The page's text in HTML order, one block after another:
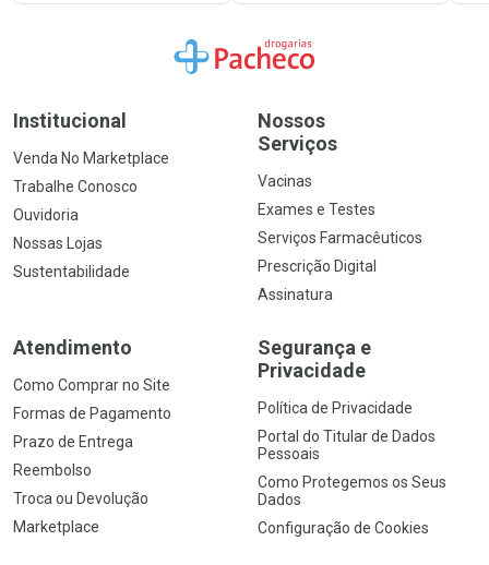
Ir para a Home
Institucional
Venda No Marketplace
Trabalhe Conosco
Ouvidoria
Nossas Lojas
Sustentabilidade
Nossos
Serviços
Vacinas
Exames e Testes
Serviços Farmacêuticos
Prescrição Digital
Assinatura
Atendimento
Como Comprar no Site
Formas de Pagamento
Prazo de Entrega
Reembolso
Troca ou Devolução
Marketplace
Segurança e
Privacidade
Política de Privacidade
Portal do Titular de Dados
Pessoais
Como Protegemos os Seus
Dados
Configuração de Cookies